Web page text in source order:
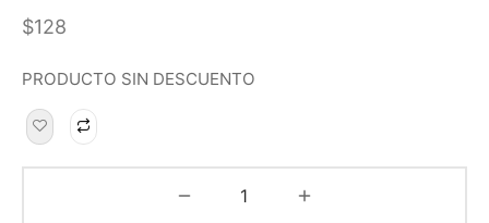
$128
PRODUCTO SIN DESCUENTO